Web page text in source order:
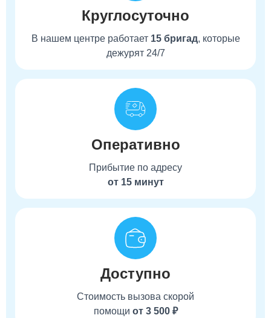
Круглосуточно
В нашем центре работает 15 бригад, которые
дежурят 24/7
Оперативно
Прибытие по адресу
от 15 минут
Доступно
Стоимость вызова скорой
помощи от 3 500 ₽